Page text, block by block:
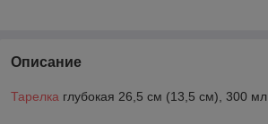
Описание
Тарелка глубокая 26,5 см (13,5 см), 300 мл,